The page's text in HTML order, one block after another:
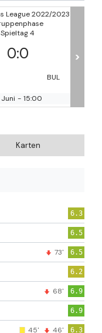
UEFA Nations League 2022/
Gruppenphase
12 Juni
>
Karten
6.3
6.5
73' 6.5
6.2
68' 6.9
6.9
45' 46' 6.3